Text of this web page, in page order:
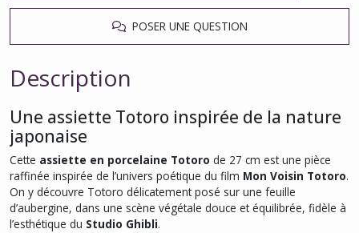
POSER UNE QUESTION
Description
Une assiette Totoro inspirée de la nature
japonaise
Cette assiette en porcelaine Totoro de 27 cm est une pièce
raffinée inspirée de l’univers poétique du film Mon Voisin Totoro.
On y découvre Totoro délicatement posé sur une feuille
d’aubergine, dans une scène végétale douce et équilibrée, fidèle à
l’esthétique du Studio Ghibli.